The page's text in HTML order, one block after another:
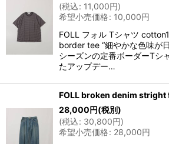
(税込: 11,000円)
希望小売価格: 10,000円
FOLL フォル Tシャツ
border tee “細やかな色味が
シーズンの定番ボーダーTシ
たアップデー…
FOLL broken denim stright
28,000円(税別)
(税込: 30,800円)
希望小売価格: 28,000円